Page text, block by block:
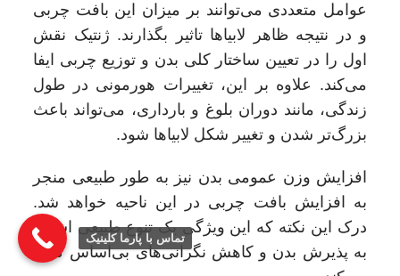
عوامل متعددی می‌توانند بر میزان این بافت چربی
و در نتیجه ظاهر لابیاها تاثیر بگذارند. ژنتیک نقش
اول را در تعیین ساختار کلی بدن و توزیع چربی ایفا
می‌کند. علاوه بر این، تغییرات هورمونی در طول
زندگی، مانند دوران بلوغ و بارداری، می‌تواند باعث
بزرگ‌تر شدن و تغییر شکل لابیاها شود.
افزایش وزن عمومی بدن نیز به طور طبیعی منجر
به افزایش بافت چربی در این ناحیه خواهد شد.
درک این نکته که این ویژگی یک تنوع طبیعی است،
به پذیرش بدن و کاهش نگرانی‌های بی‌اساس کمک
تماس با پارما کلینیک